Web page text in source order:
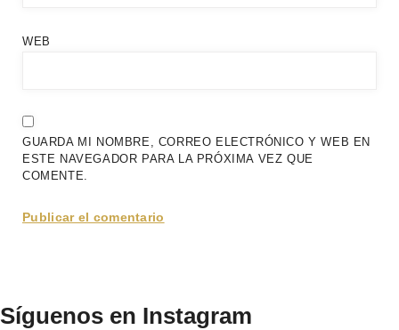
WEB
GUARDA MI NOMBRE, CORREO ELECTRÓNICO Y WEB EN
ESTE NAVEGADOR PARA LA PRÓXIMA VEZ QUE
COMENTE.
Síguenos en Instagram